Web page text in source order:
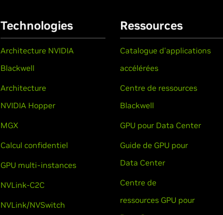
Technologies
Architecture NVIDIA
Blackwell
Architecture
NVIDIA Hopper
MGX
Calcul confidentiel
GPU multi-instances
NVLink-C2C
NVLink/NVSwitch
Ressources
Catalogue d'applications
accélérées
Centre de ressources
Blackwell
GPU pour Data Center
Guide de GPU pour
Data Center
Centre de
ressources GPU pour